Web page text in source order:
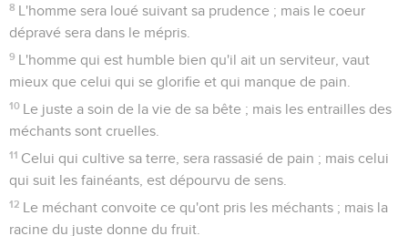
8 L'homme sera loué suivant sa prudence ; mais le coeur
dépravé sera dans le mépris.
9 L'homme qui est humble bien qu'il ait un serviteur, vaut
mieux que celui qui se glorifie et qui manque de pain.
10 Le juste a soin de la vie de sa bête ; mais les entrailles des
méchants sont cruelles.
11 Celui qui cultive sa terre, sera rassasié de pain ; mais celui
qui suit les fainéants, est dépourvu de sens.
12 Le méchant convoite ce qu'ont pris les méchants ; mais la
racine du juste donne du fruit.